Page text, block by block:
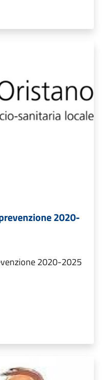
2020-
2020-2025